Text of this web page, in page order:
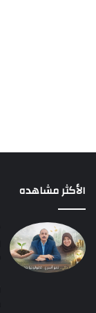
الأكثر مشاهده